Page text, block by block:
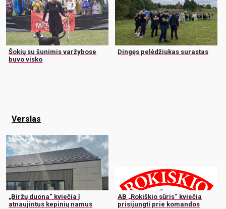
Šokių su šunimis varžybose
buvo visko
Dingęs pelėdžiukas surastas
Verslas
„Biržų duona“ kviečia į
atnaujintus kepinių namus
AB „Rokiškio sūris“ kviečia
prisijungti prie komandos